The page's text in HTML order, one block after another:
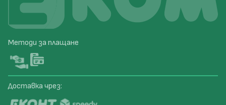
Методи за плащане
Доставка чрез: